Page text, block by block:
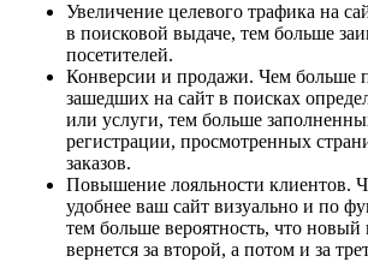
Увеличение целевого трафика на
в поисковой выдаче, тем больше
посетителей.
Конверсии и продажи. Чем больше
зашедших на сайт в поисках
или услуги, тем больше
регистрации, просмотренных
заказов.
Повышение лояльности клиентов.
удобнее ваш сайт визуально и по
тем больше вероятность, что новый
вернется за второй, а потом и за